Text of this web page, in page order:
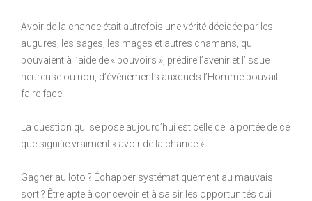
Avoir de la chance était autrefois une vérité décidée par les
augures, les sages, les mages et autres chamans, qui
pouvaient à l’aide de « pouvoirs », prédire l’avenir et l’issue
heureuse ou non, d’évènements auxquels l’Homme pouvait
faire face.
La question qui se pose aujourd’hui est celle de la portée de ce
que signifie vraiment « avoir de la chance ».
Gagner au loto ? Échapper systématiquement au mauvais
sort ? Être apte à concevoir et à saisir les opportunités qui